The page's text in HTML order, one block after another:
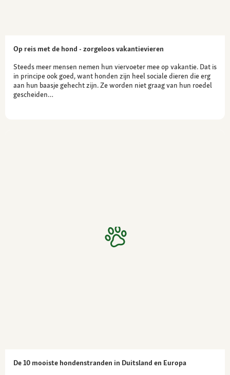
Op reis met de hond - zorgeloos vakantievieren
Steeds meer mensen nemen hun viervoeter mee op vakantie. Dat is
in principe ook goed, want honden zijn heel sociale dieren die erg
aan hun baasje gehecht zijn. Ze worden niet graag van hun roedel
gescheiden…
De 10 mooiste hondenstranden in Duitsland en Europa